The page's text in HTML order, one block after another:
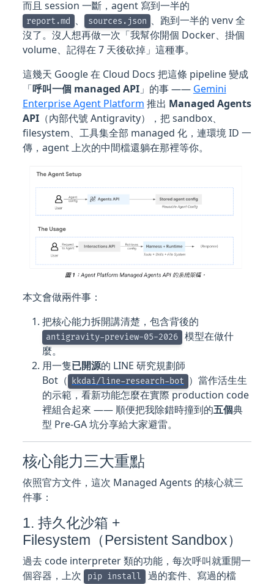
而且 session 一斷，agent 寫到一半的
report.md 、 sources.json 、跑到一半的 venv 全
沒了。沒人想再做一次「我幫你開個 Docker、掛個
volume、記得在 7 天後砍掉」這種事。
這幾天 Google 在 Cloud Docs 把這條 pipeline 變成
「呼叫一個 managed API」的事 —— Gemini
Enterprise Agent Platform 推出 Managed Agents
API（內部代號 Antigravity），把 sandbox、
filesystem、工具集全部 managed 化，連環境 ID 一
傳，agent 上次的中間檔還躺在那裡等你。
本文會做兩件事：
把核心能力拆開講清楚，包含背後的
antigravity-preview-05-2026 模型在做什
麼。
用一隻已開源的 LINE 研究規劃師
Bot（ kkdai/line-research-bot ）當作活生生
的示範，看新功能怎麼在實際 production code
裡組合起來 —— 順便把我除錯時撞到的五個典
型 Pre-GA 坑分享給大家避雷。
核心能力三大重點
依照官方文件，這次 Managed Agents 的核心就三
件事：
1. 持久化沙箱 +
Filesystem（Persistent Sandbox）
過去 code interpreter 類的功能，每次呼叫就重開一
個容器，上次
pip install 過的套件、寫過的檔